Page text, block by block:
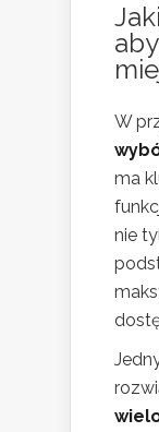
W
ma
nie